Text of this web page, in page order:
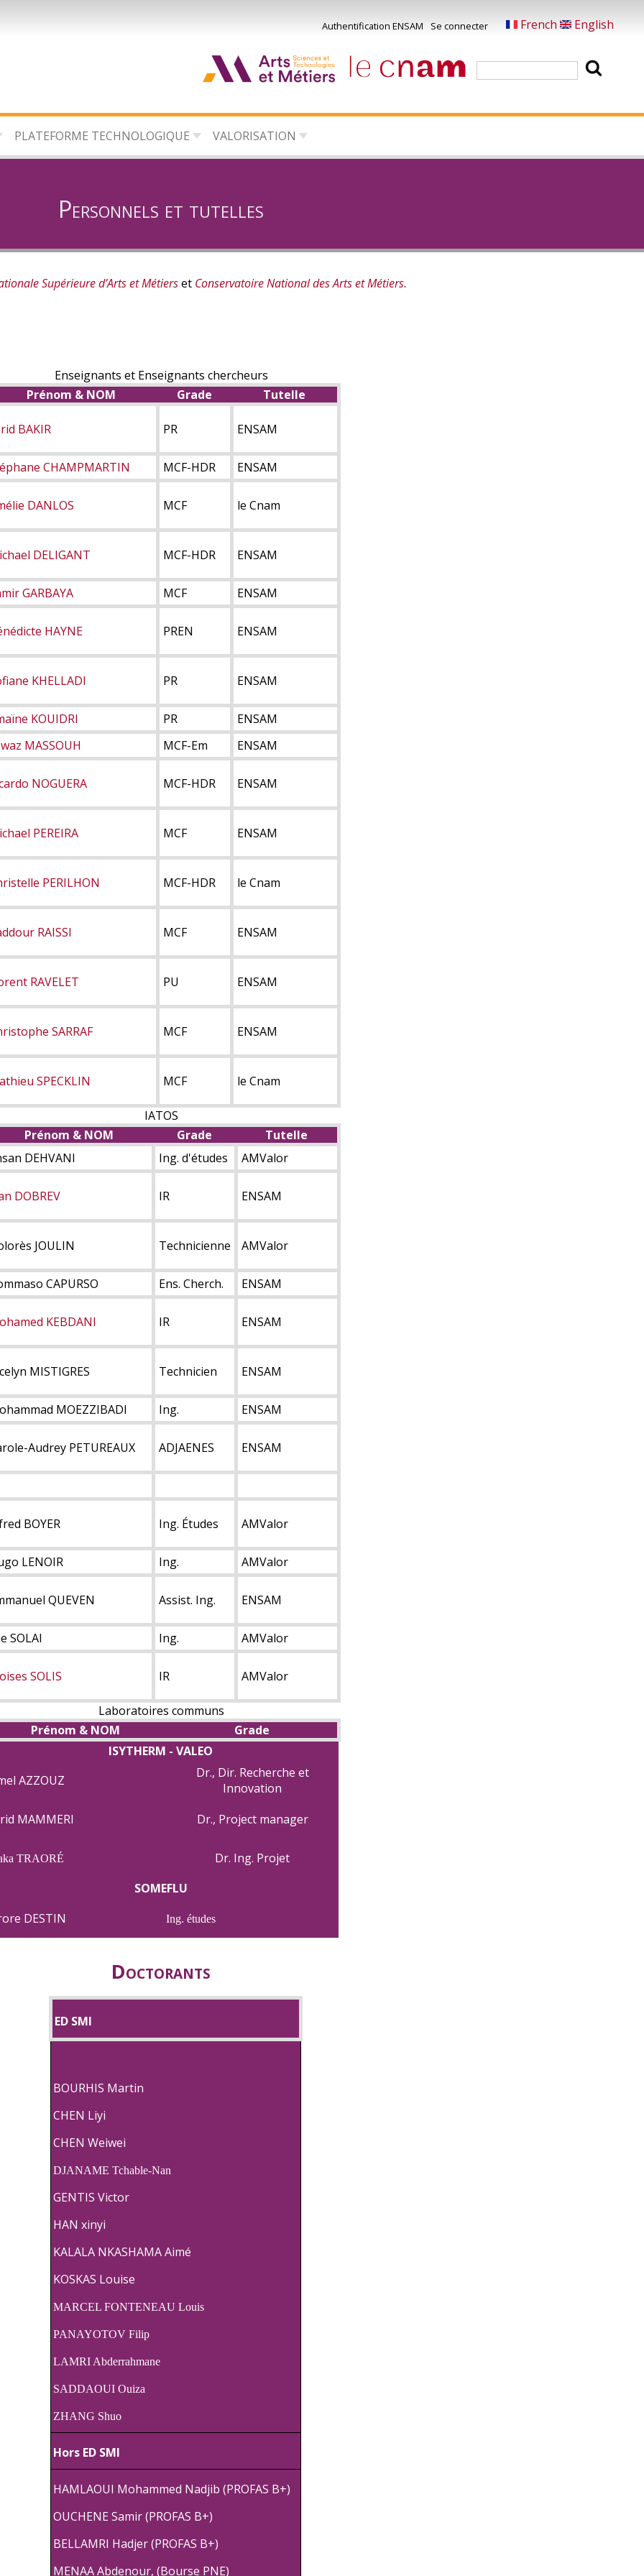
du
compte
Authentification ENSAM Se connecter French English
PLATEFORME TECHNOLOGIQUE VALORISATION
Personnels et tutelles
Supérieure d’Arts et Métierset Conservatoire National des Arts et Métiers.
Enseignants et Enseignants chercheurs
Prénom & NOM
Grade Tutelle
BAKIR PR ENSAM
CHAMPMARTIN MCF-HDR ENSAM
DANLOS MCF le Cnam
DELIGANT MCF-HDR ENSAM
GARBAYA MCF ENSAM
HAYNE PREN ENSAM
KHELLADI PR ENSAM
KOUIDRI PR
ENSAM
MASSOUH
MCF-Em ENSAM
NOGUERA MCF-HDR ENSAM
PEREIRA MCF ENSAM
PERILHON MCF-HDR le Cnam
RAISSI MCF ENSAM
RAVELET PU ENSAM
SARRAF MCF ENSAM
SPECKLIN MCF le Cnam
IATOS
Prénom & NOM
Grade
Tutelle
DEHVANI
Ing. d'études AMValor
DOBREV IR ENSAM
JOULIN Technicienne AMValor
CAPURSO Ens. Cherch. ENSAM
KEBDANI IR ENSAM
MISTIGRES Technicien ENSAM
MOEZZIBADI Ing. ENSAM
Audrey PETUREAUX ADJAENES ENSAM
BOYER Ing. Études AMValor
LENOIR Ing. AMValor
QUEVEN Assist. Ing. ENSAM
SOLAI Ing. AMValor
SOLIS IR AMValor
Laboratoires communs
Prénom & NOM
Grade
ISYTHERM - VALEO
AZZOUZ
Dr., Dir. Recherche et
Innovation
MAMMERI
Dr., Project manager
TRAORÉ
Dr. Ing. Projet
SOMEFLU
DESTIN
Ing. études
Doctorants
ED SMI
BOURHIS Martin
CHEN Liyi
CHEN Weiwei
DJANAME Tchable-Nan
GENTIS Victor
HAN xinyi
KALALA NKASHAMA Aimé
KOSKAS Louise
MARCEL FONTENEAU Louis
PANAYOTOV Filip
LAMRI Abderrahmane
SADDAOUI Ouiza
ZHANG Shuo
Hors ED SMI
HAMLAOUI Mohammed Nadjib (PROFAS B+)
OUCHENE Samir (PROFAS B+)
BELLAMRI Hadjer (PROFAS B+)
MENAAAbdenour, (Bourse PNE)